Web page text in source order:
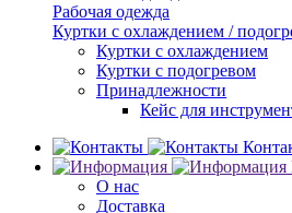
Рабочая одежда
Куртки с охлаждением /
Куртки с охлаждением
Куртки с подогревом
Принадлежности
Кейс для
О нас
Доставка